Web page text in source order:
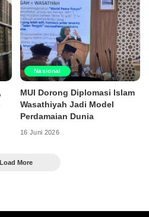
Nasional
MUI Dorong Diplomasi Islam
Wasathiyah Jadi Model
Perdamaian Dunia
16 Juni 2026
Load More